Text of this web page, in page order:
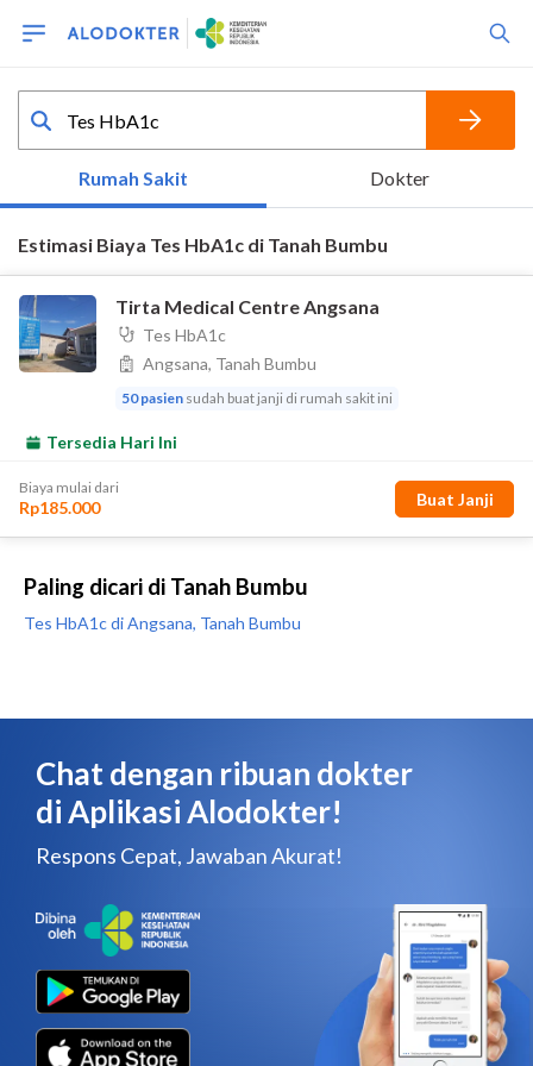
Paling dicari di Tanah Bumbu
Tes HbA1c di Angsana, Tanah Bumbu